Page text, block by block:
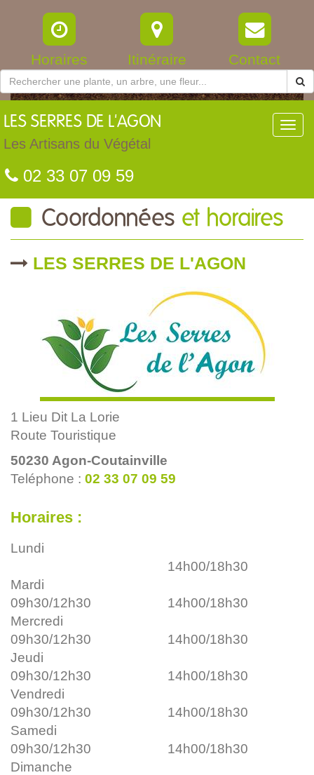
Horaires Itinéraire Contact
LES SERRES DE L'AGON
Les Artisans du Végétal
02 33 07 09 59
Coordonnées et horaires
LES SERRES DE L'AGON
1 Lieu Dit La Lorie
Route Touristique
50230 Agon-Coutainville
Teléphone : 02 33 07 09 59
Horaires :
Lundi
14h00/18h30
Mardi
09h30/12h30
14h00/18h30
Mercredi
09h30/12h30
14h00/18h30
Jeudi
09h30/12h30
14h00/18h30
Vendredi
09h30/12h30
14h00/18h30
Samedi
09h30/12h30
14h00/18h30
Dimanche